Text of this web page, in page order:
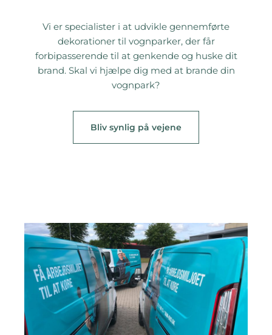
Vi er specialister i at udvikle gennemførte
dekorationer til vognparker, der får
forbipasserende til at genkende og huske dit
brand. Skal vi hjælpe dig med at brande din
vognpark?
Bliv synlig på vejene